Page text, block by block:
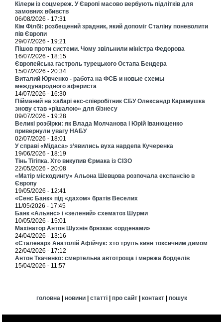
Кілери із соцмереж. У Європі масово вербують підлітків для
замовних вбивств
06/08/2026 - 17:31
Кім Філбі: розбещений зрадник, який допоміг Сталіну поневолити
пів Європи
29/07/2026 - 19:21
Пішов проти системи. Чому звільнили міністра Федорова
16/07/2026 - 18:15
Європейська гастроль турецького Остапа Бендера
15/07/2026 - 20:34
Виталий Юрченко - работа на ФСБ и новые схемы
международного афериста
14/07/2026 - 16:30
Пійманий на хабарі екс-співробітник СБУ Олександр Карамушка
знову став «рішалою» для бізнесу
09/07/2026 - 19:28
Великі розбірки: як Влада Молчанова і Юрій Іванющенко
привернули увагу НАБУ
02/07/2026 - 18:01
У справі «Мідаса» з’явились вуха нардепа Кучеренка
19/06/2026 - 18:19
Тінь Тігіпка. Хто викупив Єрмака із СІЗО
22/05/2026 - 20:08
«Матір міскодингу» Альона Шевцова розпочала експансію в
Європу
19/05/2026 - 12:41
«Сенс Банк» під «дахом» братів Веселих
11/05/2026 - 17:45
Банк «Альянс» і «зелений» схематоз Шурми
10/05/2026 - 15:01
Махінатор Антон Шухнін брязкає «орденами»
24/04/2026 - 13:16
«Сталевар» Анатолій Афійчук: хто труїть киян токсичним димом
22/04/2026 - 17:12
Антон Ткаченко: смертельна автотроща і мережа борделів
15/04/2026 - 11:57
головна| новини| статті| про сайт| контакт| пошук